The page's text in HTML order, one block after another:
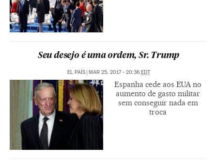
Seu desejo é uma ordem, Sr. Trump
EL PAÍS MAR 25, 2017 - 20:36 EDT
Espanha cede aos EUA no
aumento de gasto militar
sem conseguir nada em
troca